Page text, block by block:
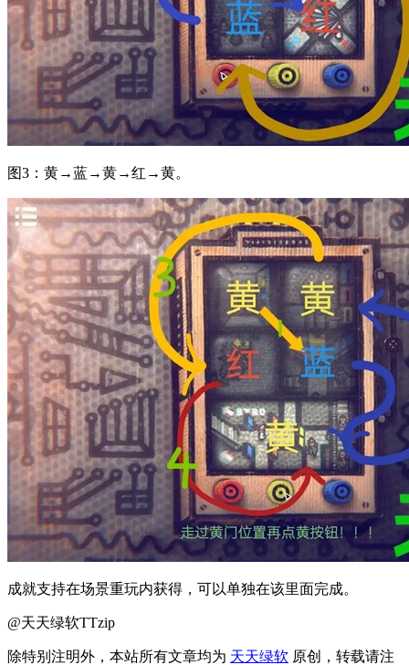
图3：黄→蓝→黄→红→黄。
成就支持在场景重玩内获得，可以单独在该里面完成。
@天天绿软TTzip
除特别注明外，本站所有文章均为 天天绿软 原创，转载请注